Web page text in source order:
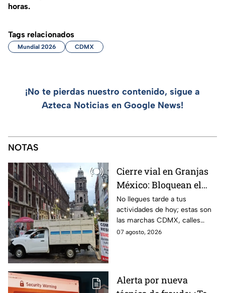
horas.
Tags relacionados
Mundial 2026 CDMX
¡No te pierdas nuestro contenido, sigue a
Azteca Noticias en Google News!
NOTAS
Cierre vial en Granjas
México: Bloquean el
paso en Canela y Añil
por protesta
No llegues tarde a tus
actividades de hoy; estas son
las marchas CDMX, calles
cerradas y bloqueos que
07 agosto, 2026
Alerta por nueva